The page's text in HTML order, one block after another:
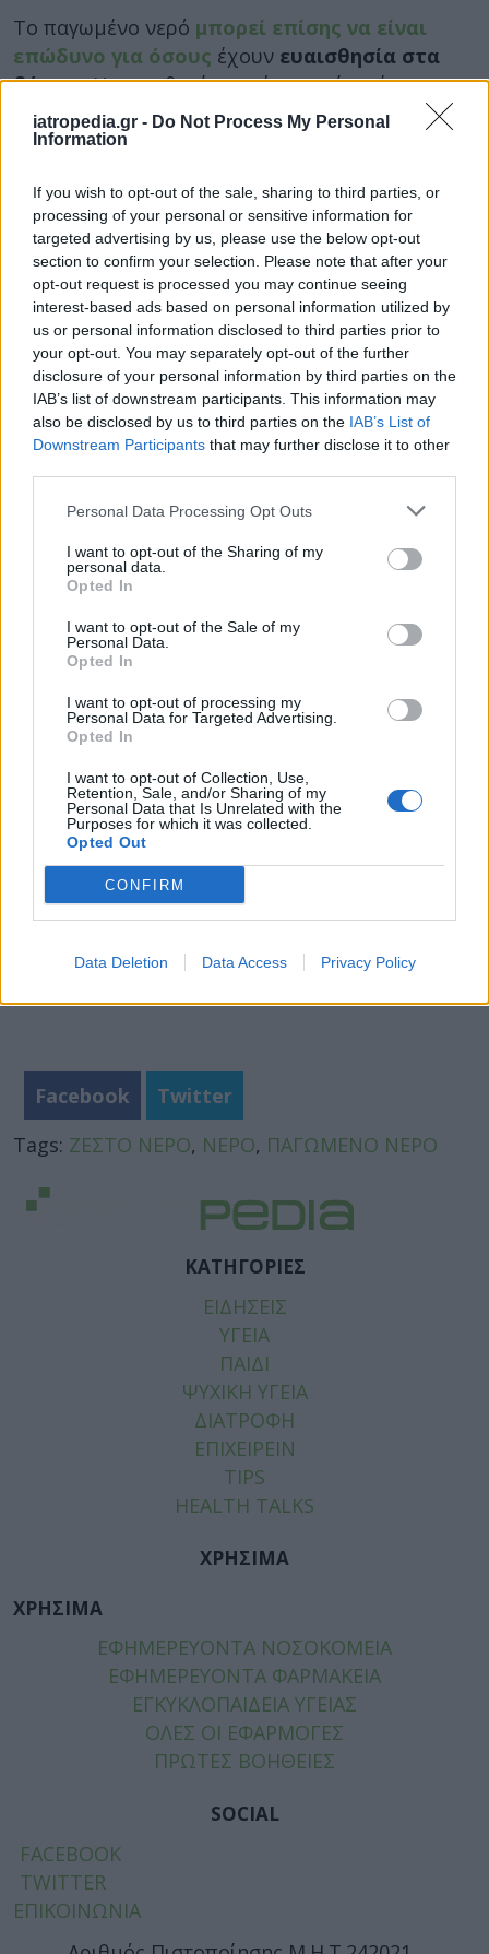
iatropedia.gr - Do Not Process My Personal
Information
If you wish to opt-out of the sale, sharing to third parties, or
processing of your personal or sensitive information for
targeted advertising by us, please use the below opt-out
section to confirm your selection. Please note that after your
opt-out request is processed you may continue seeing
interest-based ads based on personal information utilized by
us or personal information disclosed to third parties prior to
your opt-out. You may separately opt-out of the further
disclosure of your personal information by third parties on the
IAB’s list of downstream participants. This information may
also be disclosed by us to third parties on the IAB’s List of
Downstream Participants that may further disclose it to other
Personal Data Processing Opt Outs
I want to opt-out of the Sharing of my
personal data.
Opted In
I want to opt-out of the Sale of my
Personal Data.
Opted In
I want to opt-out of processing my
Personal Data for Targeted Advertising.
Opted In
I want to opt-out of Collection, Use,
Retention, Sale, and/or Sharing of my
Personal Data that Is Unrelated with the
Purposes for which it was collected.
Opted Out
CONFIRM
Data Deletion Data Access Privacy Policy
Το παγωμένο νερό μπορεί επίσης να είναι
επώδυνο για όσους έχουν ευαισθησία στα
δόντια. Η ευαισθησία αυτή μπορεί να έχει
ποικίλες αιτίες. Μπορεί να οφείλεται σε
τερηδόνα που δεν έχει αντιμετωπιστεί ή σε
ασθενείς με καρκίνο που κάνουν
χημειοθεραπεία με φάρμακα της οικογένειας
των πλατινών έχουν μεγάλη ευαισθησία στο
κρύο. Αυτό όμως δεν ισχύει μόνο για τα δόντιά
τους, αλλά για όλο το σώμα.
Υπάρχουν επίσης μερικές ενδείξεις ότι
ροφήματα σε θερμοκρασία ψυγείου (4 βαθμοί
Κελσίου) μπορεί να προκαλέσουν παροδική
αύξηση της αρτηριακής πίεσης. Μάλιστα αυτό
νερό και γενικότερα τα παγωμένα τρόφιμα
μπορεί να προκαλέσουν καρδιακή αρρυθμία σε
μερικούς πάσχοντες απόκολπική μαρμαρυγή
Για τους περισσότερους ανθρώπους, όμως, η
θερμοκρασία του νερού είναι καθαρά θέμα
προτίμησης και όχι υγείας, τονίζουν οι ειδικοί.
Facebook
Twitter
Tags: ΖΕΣΤΟ ΝΕΡΟ, ΝΕΡΟ, ΠΑΓΩΜΕΝΟ ΝΕΡΟ
ΚΑΤΗΓΟΡΙΕΣ
ΕΙΔΗΣΕΙΣ
ΥΓΕΙΑ
ΠΑΙΔΙ
ΨΥΧΙΚΗ ΥΓΕΙΑ
ΔΙΑΤΡΟΦΗ
ΕΠΙΧΕΙΡΕΙΝ
TIPS
HEALTH TALKS
ΧΡΗΣΙΜΑ
ΧΡΗΣΙΜΑ
ΕΦΗΜΕΡΕΥΟΝΤΑ ΝΟΣΟΚΟΜΕΙΑ
ΕΦΗΜΕΡΕΥΟΝΤΑ ΦΑΡΜΑΚΕΙΑ
ΕΓΚΥΚΛΟΠΑΙΔΕΙΑ ΥΓΕΙΑΣ
ΟΛΕΣ ΟΙ ΕΦΑΡΜΟΓΕΣ
ΠΡΩΤΕΣ ΒΟΗΘΕΙΕΣ
SOCIAL
FACEBOOK
TWITTER
ΕΠΙΚΟΙΝΩΝΙΑ